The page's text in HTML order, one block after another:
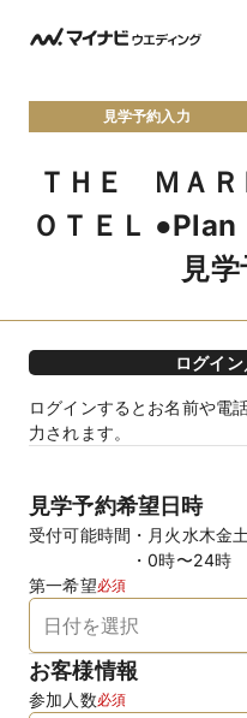
見学予約入力
ＴＨＥ ＭＡ
ＯＴＥＬ
見
ログイ
ログインするとお名前や電
力されます。
見学予約希望日時
受付可能時間
月火水木金
0時〜24時
第一希望必須
お客様情報
参加人数必須